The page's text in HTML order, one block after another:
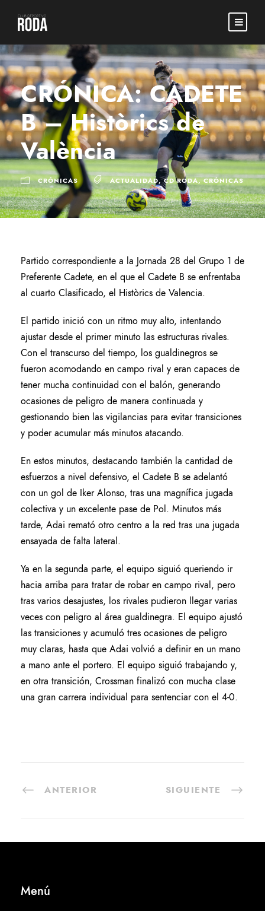
CRÓNICA: CADETE
B – Històrics de
València
CRÓNICAS ACTUALIDAD, CD RODA, CRÓNICAS
Partido correspondiente a la Jornada 28 del Grupo 1 de
Preferente Cadete, en el que el Cadete B se enfrentaba
al cuarto Clasificado, el Històrics de Valencia.
El partido inició con un ritmo muy alto, intentando
ajustar desde el primer minuto las estructuras rivales.
Con el transcurso del tiempo, los gualdinegros se
fueron acomodando en campo rival y eran capaces de
tener mucha continuidad con el balón, generando
ocasiones de peligro de manera continuada y
gestionando bien las vigilancias para evitar transiciones
y poder acumular más minutos atacando.
En estos minutos, destacando también la cantidad de
esfuerzos a nivel defensivo, el Cadete B se adelantó
con un gol de Iker Alonso, tras una magnífica jugada
colectiva y un excelente pase de Pol. Minutos más
tarde, Adai remató otro centro a la red tras una jugada
ensayada de falta lateral.
Ya en la segunda parte, el equipo siguió queriendo ir
hacia arriba para tratar de robar en campo rival, pero
tras varios desajustes, los rivales pudieron llegar varias
veces con peligro al área gualdinegra. El equipo ajustó
las transiciones y acumuló tres ocasiones de peligro
muy claras, hasta que Adai volvió a definir en un mano
a mano ante el portero. El equipo siguió trabajando y,
en otra transición, Crossman finalizó con mucha clase
una gran carrera individual para sentenciar con el 4-0.
ANTERIOR SIGUIENTE
Menú